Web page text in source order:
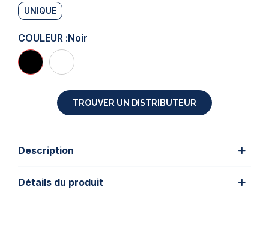
UNIQUE
COULEUR :Noir
TROUVER UN DISTRIBUTEUR
Description
Détails du produit